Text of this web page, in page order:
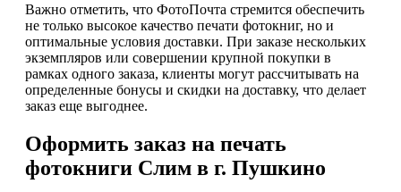
Важно отметить, что ФотоПочта стремится обеспечить
не только высокое качество печати фотокниг, но и
оптимальные условия доставки. При заказе нескольких
экземпляров или совершении крупной покупки в
рамках одного заказа, клиенты могут рассчитывать на
определенные бонусы и скидки на доставку, что делает
заказ еще выгоднее.
Оформить заказ на печать
фотокниги Слим в г. Пушкино